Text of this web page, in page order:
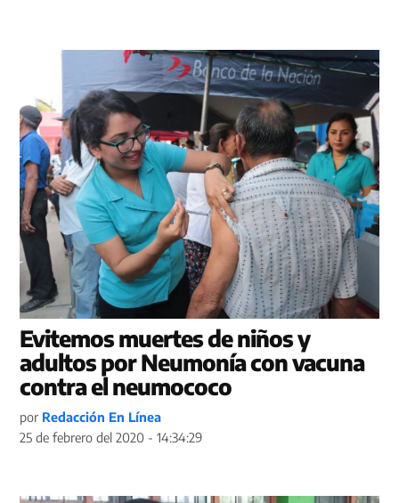
Evitemos muertes de niños y
adultos por Neumonía con vacuna
contra el neumococo
por Redacción En Línea
25 de febrero del 2020 - 14:34:29